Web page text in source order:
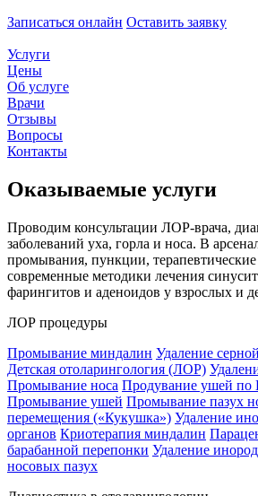
Записаться онлайн Оставить заявку
Услуги
Цены
Об услуге
Врачи
Отзывы
Вопросы
Контакты
Оказываемые услуги
Проводим консультации ЛОР-врача,
заболеваний уха, горла и носа. В
промывания, пункции,
современные методики лечения
фарингитов и аденоидов у взрослых и
ЛОР процедуры
Промывание миндалин Удаление
Детская отоларингология (ЛОР)
Промывание носа Продувание ушей по
Промывание ушей Промывание пазух
перемещения («Кукушка») Удаление
органов Криотерапия миндалин
барабанной перепонки Удаление
носовых пазух